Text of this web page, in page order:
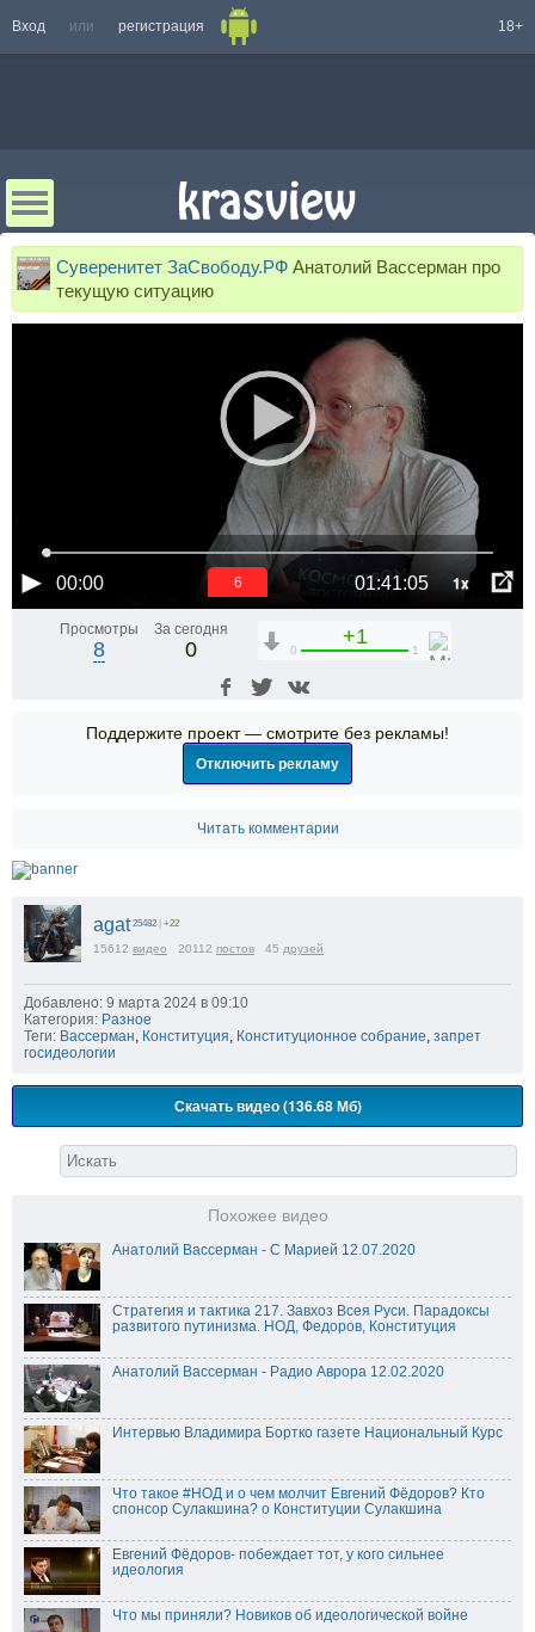
Вход или регистрация 18+
Суверенитет ЗаСвободу.РФ Анатолий Вассерман про
текущую ситуацию
00:00 01:41:05 1x
6
Просмотры
8
За сегодня
0
+1
0 1
Поддержите проект — смотрите без рекламы!
Отключить рекламу
Читать комментарии
agat 25482 +22
15612 видео 20112 постов 45 друзей
Добавлено: 9 марта 2024 в 09:10
Категория: Разное
Теги: Вассерман, Конституция, Конституционное собрание, запрет
госидеологии
Скачать видео (136.68 Мб)
Похожее видео
Анатолий Вассерман - С Марией 12.07.2020
Стратегия и тактика 217. Завхоз Всея Руси. Парадоксы
развитого путинизма. НОД, Федоров, Конституция
Анатолий Вассерман - Радио Аврора 12.02.2020
Интервью Владимира Бортко газете Национальный Курс
Что такое #НОД и о чем молчит Евгений Фёдоров? Кто
спонсор Сулакшина? о Конституции Сулакшина
Евгений Фёдоров- побеждает тот, у кого сильнее
идеология
Что мы приняли? Новиков об идеологической войне